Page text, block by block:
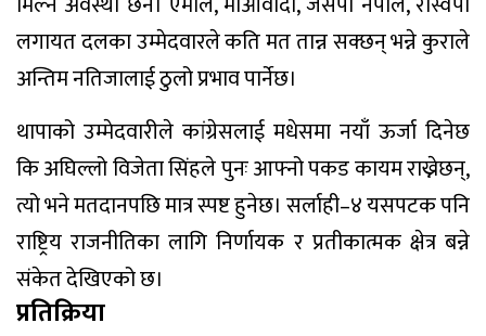
लगायत दलका उम्मेदवारले कति मत तान्न सक्छन् भन्ने कुराले
अन्तिम नतिजालाई ठुलो प्रभाव पार्नेछ।
थापाको उम्मेदवारीले कांग्रेसलाई मधेसमा नयाँ ऊर्जा दिनेछ
कि अघिल्लो विजेता सिंहले पुनः आफ्नो पकड कायम राख्नेछन्,
त्यो भने मतदानपछि मात्र स्पष्ट हुनेछ। सर्लाही–४ यसपटक पनि
राष्ट्रिय राजनीतिका लागि निर्णायक र प्रतीकात्मक क्षेत्र बन्ने
संकेत देखिएको छ।
प्रतिक्रिया